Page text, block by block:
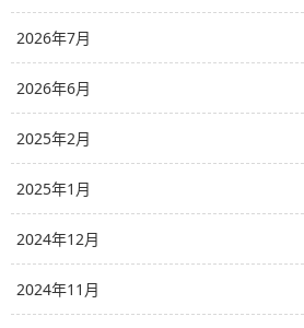
2026年7月
2026年6月
2025年2月
2025年1月
2024年12月
2024年11月